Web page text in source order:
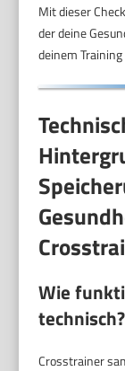
Mit dieser
der deine
deinem
Wie
technisch?
Crosstrainer